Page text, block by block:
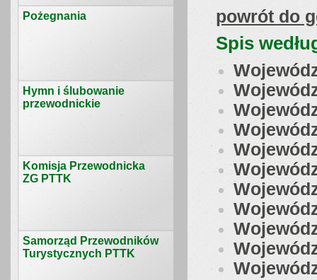
Pożegnania
Hymn i ślubowanie
przewodnickie
Komisja Przewodnicka
ZG PTTK
Samorząd Przewodników
Turystycznych PTTK
powrót do
Spis